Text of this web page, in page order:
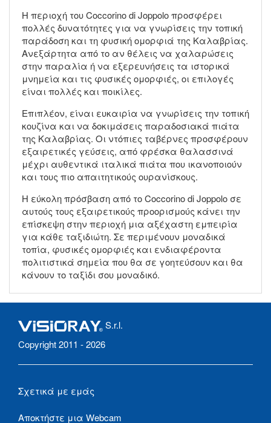
Η περιοχή του Coccorino di Joppolo προσφέρει
πολλές δυνατότητες για να γνωρίσεις την τοπική
παράδοση και τη φυσική ομορφιά της Καλαβρίας.
Ανεξάρτητα από το αν θέλεις να χαλαρώσεις
στην παραλία ή να εξερευνήσεις τα ιστορικά
μνημεία και τις φυσικές ομορφιές, οι επιλογές
είναι πολλές και ποικίλες.
Επιπλέον, είναι ευκαιρία να γνωρίσεις την τοπική
κουζίνα και να δοκιμάσεις παραδοσιακά πιάτα
της Καλαβρίας. Οι ντόπιες ταβέρνες προσφέρουν
εξαιρετικές γεύσεις, από φρέσκα θαλασσινά
μέχρι αυθεντικά ιταλικά πιάτα που ικανοποιούν
και τους πιο απαιτητικούς ουρανίσκους.
Η εύκολη πρόσβαση από το Coccorino di Joppolo σε
αυτούς τους εξαιρετικούς προορισμούς κάνει την
επίσκεψη στην περιοχή μια αξέχαστη εμπειρία
για κάθε ταξιδιώτη. Σε περιμένουν μοναδικά
τοπία, φυσικές ομορφιές και ενδιαφέροντα
πολιτιστικά σημεία που θα σε γοητεύσουν και θα
κάνουν το ταξίδι σου μοναδικό.
S.r.l.
Copyright 2011 - 2026
Σχετικά με εμάς
Αποκτήστε μια Webcam